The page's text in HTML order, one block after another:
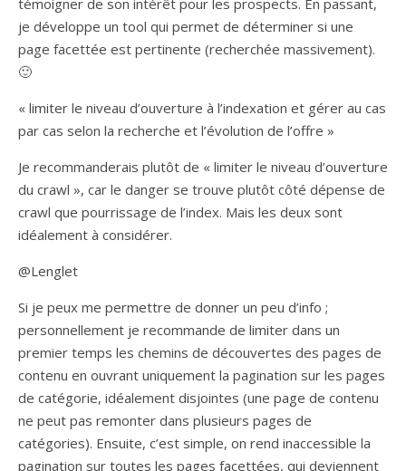
je développe un tool qui permet de déterminer si une
page facettée est pertinente (recherchée massivement).
🙂
« limiter le niveau d’ouverture à l’indexation et gérer au cas
par cas selon la recherche et l’évolution de l’offre »
Je recommanderais plutôt de « limiter le niveau d’ouverture
du crawl », car le danger se trouve plutôt côté dépense de
crawl que pourrissage de l’index. Mais les deux sont
idéalement à considérer.
@Lenglet
Si je peux me permettre de donner un peu d’info ;
personnellement je recommande de limiter dans un
premier temps les chemins de découvertes des pages de
contenu en ouvrant uniquement la pagination sur les pages
de catégorie, idéalement disjointes (une page de contenu
ne peut pas remonter dans plusieurs pages de
catégories). Ensuite, c’est simple, on rend inaccessible la
pagination sur toutes les pages facettées, qui deviennent